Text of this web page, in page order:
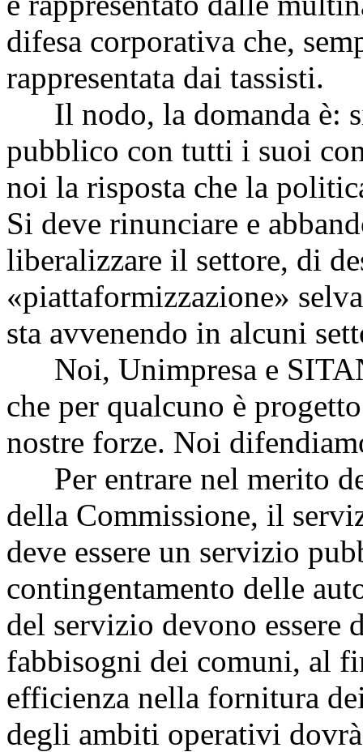
difesa corporativa che,
rappresentata dai tassisti.
Il nodo, la domanda è:
pubblico con tutti i suoi
noi la risposta che la
Si deve rinunciare e
liberalizzare il settore, di
«piattaformizzazione»
sta avvenendo in alcuni
Noi, Unimpresa e
che per qualcuno è
nostre forze. Noi
Per entrare nel merito
della Commissione, il
deve essere un servizio
contingentamento delle
del servizio devono
fabbisogni dei comuni, al
efficienza nella fornitura
degli ambiti operativi dovrà